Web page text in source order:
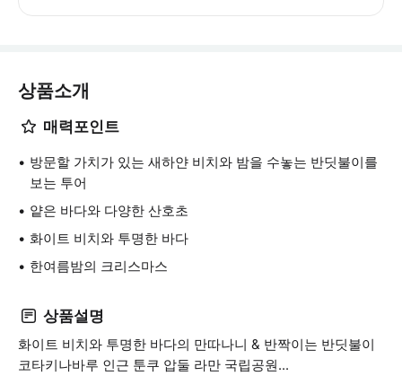
상품소개
매력포인트
방문할 가치가 있는 새하얀 비치와 밤을 수놓는 반딧불이를
보는 투어
얕은 바다와 다양한 산호초
화이트 비치와 투명한 바다
한여름밤의 크리스마스
상품설명
화이트 비치와 투명한 바다의 만따나니 & 반짝이는 반딧불이
코타키나바루 인근 툰쿠 압둘 라만 국립공원...